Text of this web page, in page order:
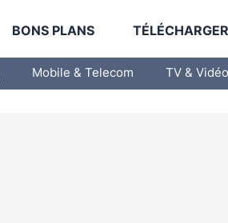
BONS PLANS
Mobile & Telecom TV & Vidéo